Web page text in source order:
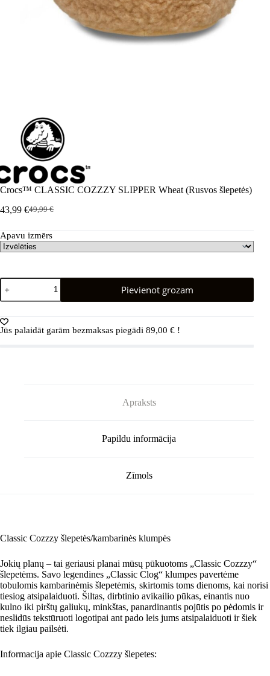
Crocs™ CLASSIC COZZZY SLIPPER Wheat (Rusvos šlepetės)
49,99€
Sākotnējā
bija:
49,99 €.
43,99 €Pašreizējā
ir:
43,99 €.
Apavu izmērs
Crocs™
CLASSIC
COZZZY
Wheat
(Rusvos
Pievienot grozam
Jūs palaidāt garām bezmaksas piegādi 89,00 € !
Apraksts
Papildu informācija
Zīmols
Classic Cozzzy šlepetės/kambarinės klumpės
Jokių planų – tai geriausi planai mūsų pūkuotoms „Classic Cozzzy“
šlepetėms. Savo legendines „Classic Clog“ klumpes pavertėme
tobulomis kambarinėmis šlepetėmis, skirtomis toms dienoms, kai norisi
tiesiog atsipalaiduoti. Šiltas, dirbtinio avikailio pūkas, einantis nuo
kulno iki pirštų galiukų, minkštas, panardinantis pojūtis po pėdomis ir
neslidūs tekstūruoti logotipai ant pado leis jums atsipalaiduoti ir šiek
tiek ilgiau pailsėti.
Informacija apie Classic Cozzzy šlepetes: